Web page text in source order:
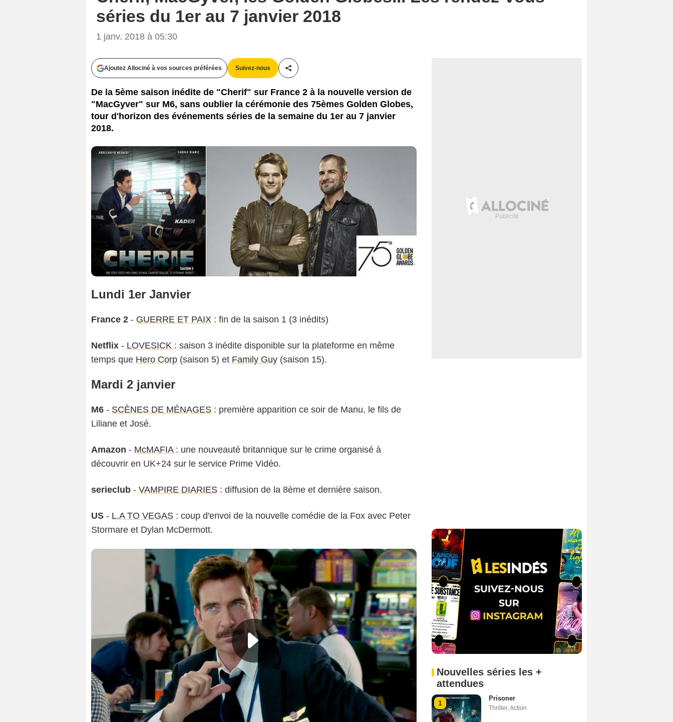
séries du 1er au 7 janvier 2018
1 janv. 2018 à 05:30
Ajoutez Allociné à vos sources préférées Suivez-nous
Partager cet article
De la 5ème saison inédite de "Cherif" sur France 2 à la nouvelle version de
"MacGyver" sur M6, sans oublier la cérémonie des 75èmes Golden Globes,
tour d'horizon des événements séries de la semaine du 1er au 7 janvier
2018.
Lundi 1er Janvier
France 2 - GUERRE ET PAIX : fin de la saison 1 (3 inédits)
Netflix - LOVESICK : saison 3 inédite disponible sur la plateforme en même
temps que Hero Corp (saison 5) et Family Guy (saison 15).
Mardi 2 janvier
M6 - SCÈNES DE MÉNAGES : première apparition ce soir de Manu, le fils de
Liliane et José.
Amazon - McMAFIA: une nouveauté britannique sur le crime organisé à
découvrir en UK+24 sur le service Prime Vidéo.
serieclub - VAMPIRE DIARIES : diffusion de la 8ème et dernière saison.
US - L.A TO VEGAS : coup d'envoi de la nouvelle comédie de la Fox avec Peter
Stormare et Dylan McDermott.
Nouvelles séries les +
attendues
1
Prisoner
Thriller, Action